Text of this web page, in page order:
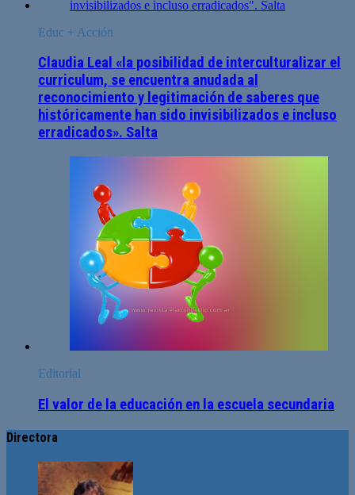
Educ + Acción
Claudia Leal «la posibilidad de interculturalizar el
curriculum, se encuentra anudada al
reconocimiento y legitimación de saberes que
históricamente han sido invisibilizados e incluso
erradicados». Salta
Editorial
El valor de la educación en la escuela secundaria
Directora